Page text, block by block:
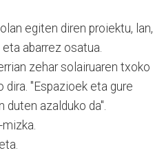
egiten diren proiektu, lan,
abarrez osatua.
zehar solairuaren txoko
dira. "Espazioek eta gure
duten azalduko da".
mizka.